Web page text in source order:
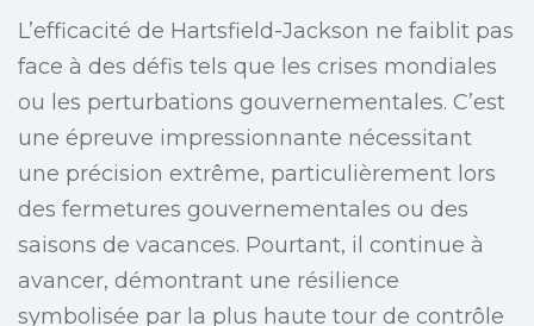
L’efficacité de Hartsfield-Jackson ne faiblit pas
face à des défis tels que les crises mondiales
ou les perturbations gouvernementales. C’est
une épreuve impressionnante nécessitant
une précision extrême, particulièrement lors
des fermetures gouvernementales ou des
saisons de vacances. Pourtant, il continue à
avancer, démontrant une résilience
symbolisée par la plus haute tour de contrôle